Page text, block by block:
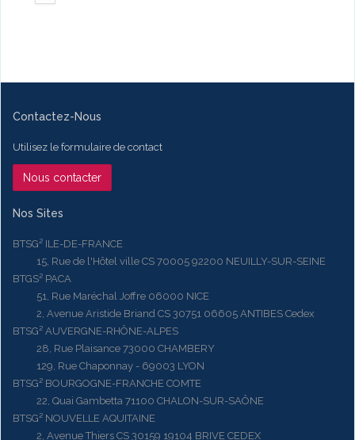
Contactez-Nous
Utilisez le formulaire de contact
Nous contacter
Nos Sites
BTSG² ILE-DE-FRANCE
15, Rue de l'Hôtel ville CS 70005 92200 NEUILLY-SUR-SEINE
BTGS² PACA
51, Rue Maréchal Joffre 06000 NICE
2, Avenue Aristide Briand CS 30751 06605 ANTIBES Cedex
BTSG² AUVERGNE-RHÔNE-ALPES
28, Rue Plaisance 73000 CHAMBERY
129, Rue Chaponnay - 69003 LYON
BTSG² BOURGOGNE-FRANCHE COMTE
22, Quai Gambetta 71100 CHALON-SUR-SAÔNE
BTSG² NOUVELLE AQUITAINE
2, Avenue Thiers CS 30159 19104 BRIVE CEDEX